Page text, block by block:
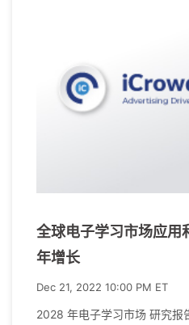
全球电子学习市场应
年增长
Dec 21, 2022 10:00 PM ET
2028 年电子学习市场 研究